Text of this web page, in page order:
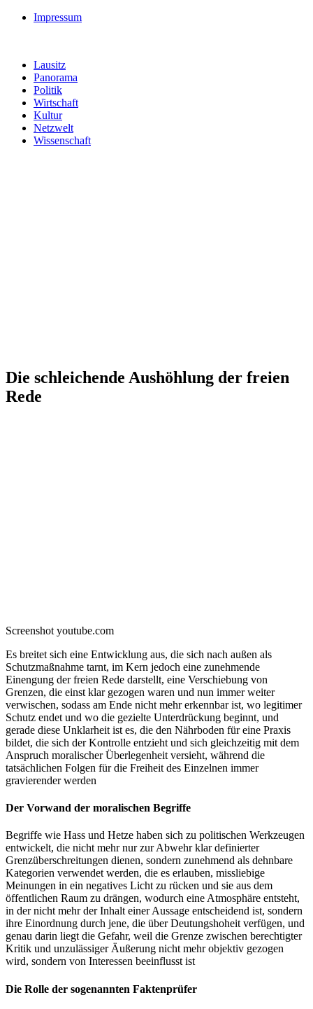
Impressum
Lausitz
Panorama
Politik
Wirtschaft
Kultur
Netzwelt
Wissenschaft
Die schleichende Aushöhlung der freien
Rede
Screenshot youtube.com
Es breitet sich eine Entwicklung aus, die sich nach außen als
Schutzmaßnahme tarnt, im Kern jedoch eine zunehmende
Einengung der freien Rede darstellt, eine Verschiebung von
Grenzen, die einst klar gezogen waren und nun immer weiter
verwischen, sodass am Ende nicht mehr erkennbar ist, wo legitimer
Schutz endet und wo die gezielte Unterdrückung beginnt, und
gerade diese Unklarheit ist es, die den Nährboden für eine Praxis
bildet, die sich der Kontrolle entzieht und sich gleichzeitig mit dem
Anspruch moralischer Überlegenheit versieht, während die
tatsächlichen Folgen für die Freiheit des Einzelnen immer
gravierender werden
Der Vorwand der moralischen Begriffe
Begriffe wie Hass und Hetze haben sich zu politischen Werkzeugen
entwickelt, die nicht mehr nur zur Abwehr klar definierter
Grenzüberschreitungen dienen, sondern zunehmend als dehnbare
Kategorien verwendet werden, die es erlauben, missliebige
Meinungen in ein negatives Licht zu rücken und sie aus dem
öffentlichen Raum zu drängen, wodurch eine Atmosphäre entsteht,
in der nicht mehr der Inhalt einer Aussage entscheidend ist, sondern
ihre Einordnung durch jene, die über Deutungshoheit verfügen, und
genau darin liegt die Gefahr, weil die Grenze zwischen berechtigter
Kritik und unzulässiger Äußerung nicht mehr objektiv gezogen
wird, sondern von Interessen beeinflusst ist
Die Rolle der sogenannten Faktenprüfer